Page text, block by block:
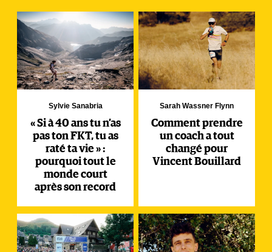
Sylvie Sanabria
« Si à 40 ans tu n’as
pas ton FKT, tu as
raté ta vie » :
pourquoi tout le
monde court
après son record
Sarah Wassner Flynn
Comment prendre
un coach a tout
changé pour
Vincent Bouillard